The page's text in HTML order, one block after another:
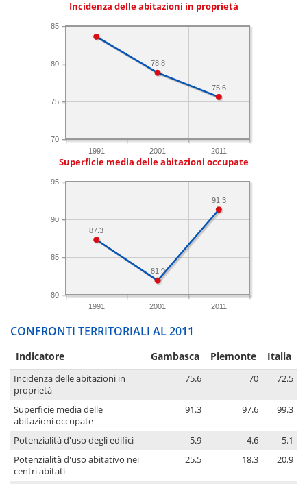
Incidenza delle abitazioni in proprietà
1991 2001 2011
70
75
80
85
75.6
78.8
Superficie media delle abitazioni occupate
1991 2001 2011
80
85
90
95
91.3
81.9
87.3
CONFRONTI TERRITORIALI AL 2011
Indicatore Gambasca Piemonte Italia
Incidenza delle abitazioni in
proprietà
75.6 70 72.5
Superficie media delle
abitazioni occupate
91.3 97.6 99.3
Potenzialità d'uso degli edifici 5.9 4.6
5.1
Potenzialità d'uso abitativo nei
centri abitati
25.5 18.3 20.9